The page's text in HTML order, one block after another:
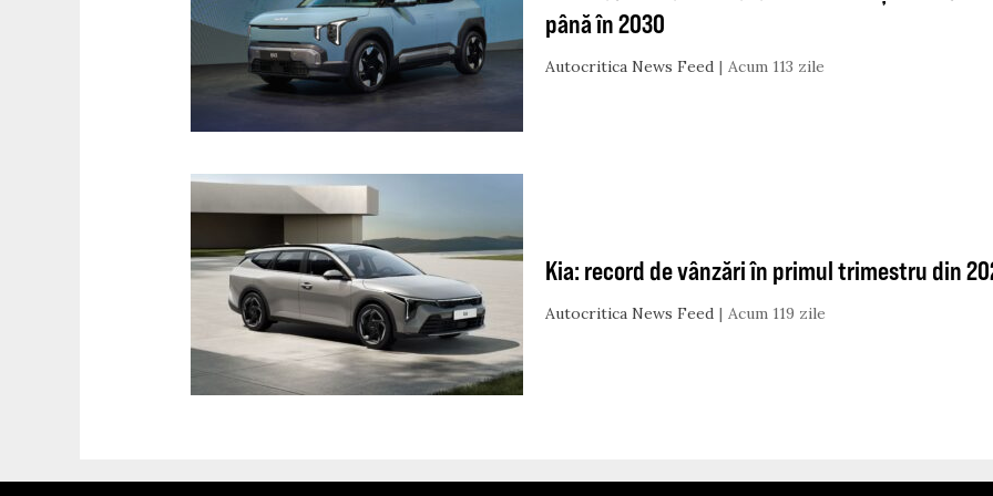
până în 2030
Autocritica News Feed Acum 113 zile
Kia: record de vânzări în primul trimestru din
Autocritica News Feed Acum 119 zile